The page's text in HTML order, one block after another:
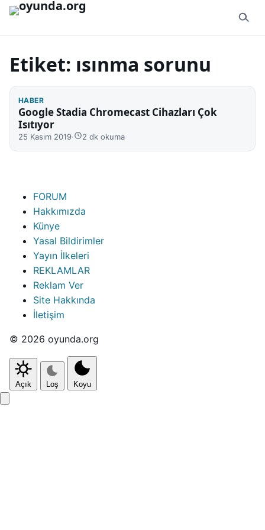
İçeriğe geç
Etiket: ısınma sorunu
HABER
Google Stadia Chromecast Cihazları Çok
Isıtıyor
25 Kasım 2019· 2 dk okuma
FORUM
Hakkımızda
Künye
Yasal Bildirimler
Yayın İlkeleri
REKLAMLAR
Reklam Ver
Site Hakkında
İletişim
© 2026 oyunda.org
Açık Loş Koyu